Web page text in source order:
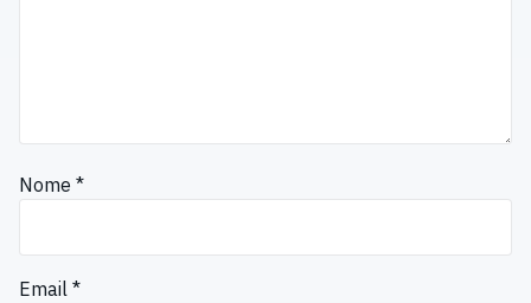
Nome *
Email *